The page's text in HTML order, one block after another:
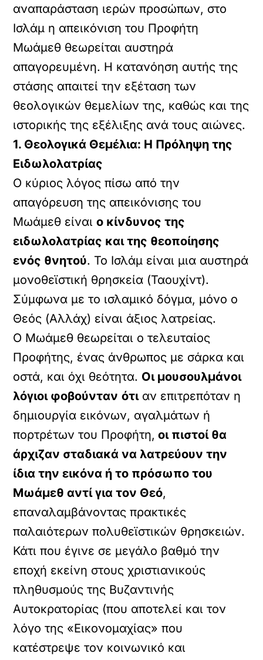
αναπαράσταση ιερών προσώπων, στο
Ισλάμ η απεικόνιση του Προφήτη
Μωάμεθ θεωρείται αυστηρά
απαγορευμένη. Η κατανόηση αυτής της
στάσης απαιτεί την εξέταση των
θεολογικών θεμελίων της, καθώς και της
ιστορικής της εξέλιξης ανά τους αιώνες.
1. Θεολογικά Θεμέλια: Η Πρόληψη της
Ειδωλολατρίας
Ο κύριος λόγος πίσω από την
απαγόρευση της απεικόνισης του
Μωάμεθ είναιο κίνδυνος της
ειδωλολατρίας και της θεοποίησης
ενός θνητού. Το Ισλάμ είναι μια αυστηρά
μονοθεϊστική θρησκεία (Ταουχίντ).
Σύμφωνα με το ισλαμικό δόγμα, μόνο ο
Θεός (Αλλάχ) είναι άξιος λατρείας.
Ο Μωάμεθ θεωρείται ο τελευταίος
Προφήτης, ένας άνθρωπος με σάρκα και
οστά, και όχι θεότητα. Οι μουσουλμάνοι
λόγιοι φοβούνταν ότιαν επιτρεπόταν η
δημιουργία εικόνων, αγαλμάτων ή
πορτρέτων του Προφήτη, οι πιστοί θα
άρχιζαν σταδιακά να λατρεύουν την
ίδια την εικόνα ή το πρόσωπο του
Μωάμεθ αντί για τον Θεό,
επαναλαμβάνοντας πρακτικές
παλαιότερων πολυθεϊστικών θρησκειών.
Κάτι που έγινε σε μεγάλο βαθμό την
εποχή εκείνη στους χριστιανικούς
πληθυσμούς της Βυζαντινής
Αυτοκρατορίας (που αποτελεί και τον
λόγο της «Εικονομαχίας» που
κατέστρεψε τον κοινωνικό και